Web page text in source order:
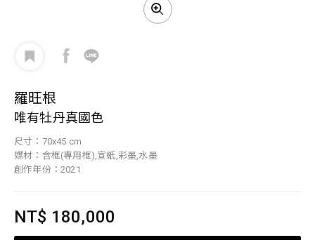
羅旺根
唯有牡丹真國色
尺寸：70x45 cm
媒材：含框(專用框),宣紙,彩墨,水墨
創作年份：2021
NT$ 180,000